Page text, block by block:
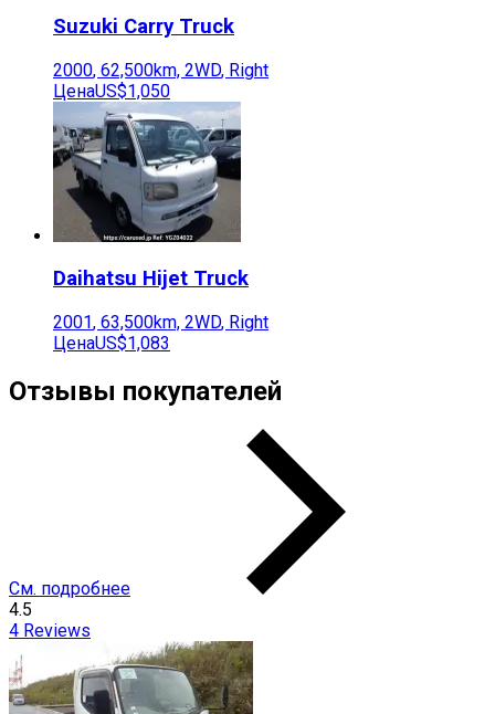
Suzuki Carry Truck
2000, 62,500km, 2WD, Right
ЦенаUS$1,050
Daihatsu Hijet Truck
2001, 63,500km, 2WD, Right
ЦенаUS$1,083
Отзывы покупателей
См. подробнее
4.5
4 Reviews